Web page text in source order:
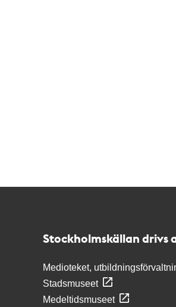
Stockholmskällan drivs
Medioteket,
Stadsmuseet
Medeltidsmuseet